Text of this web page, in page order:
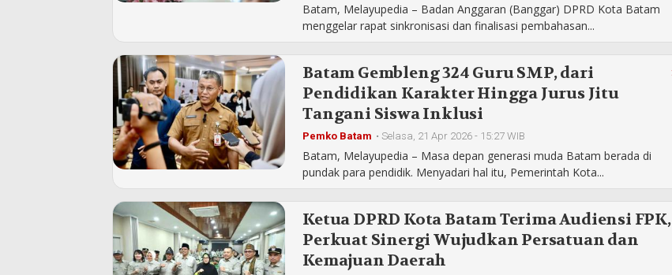
Batam, Melayupedia – Badan Anggaran (Banggar) DPRD Kota Batam
menggelar rapat sinkronisasi dan finalisasi pembahasan...
Batam Gembleng 324 Guru SMP, dari
Pendidikan Karakter Hingga Jurus Jitu
Tangani Siswa Inklusi
Pemko Batam •Selasa, 21 Apr 2026 - 15:27 WIB
Batam, Melayupedia – Masa depan generasi muda Batam berada di
pundak para pendidik. Menyadari hal itu, Pemerintah Kota...
Ketua DPRD Kota Batam Terima Audiensi FPK,
Perkuat Sinergi Wujudkan Persatuan dan
Kemajuan Daerah